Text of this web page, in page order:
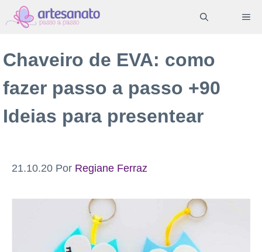
Pular
para
conteúdo
Chaveiro de EVA: como
fazer passo a passo +90
Ideias para presentear
21.10.20 Por Regiane Ferraz